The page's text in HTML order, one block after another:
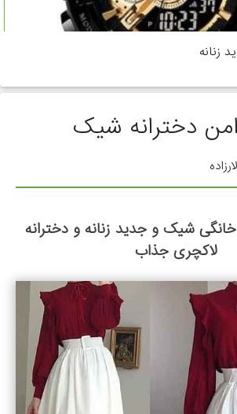
زنانه
دخترانه شیک
شیک و جدید زنانه و دخترانه
لاکچری جذاب